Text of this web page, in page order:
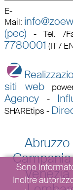
E-
Mail:
(pec) -Tel. /
7780001 (IT /
siti web
Agency-
SHAREtips -
Abruzzo
Campania
Sono
Inoltre